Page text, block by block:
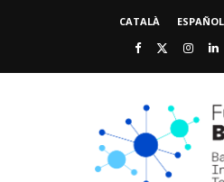
CATALÀ ESPAÑOL